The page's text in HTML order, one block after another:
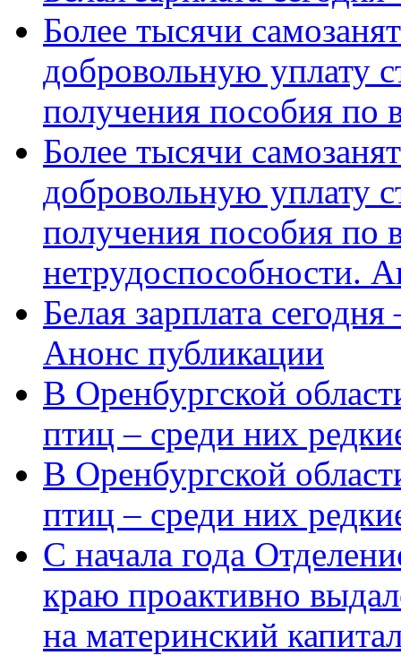
Более тысячи
добровольную уплату
получения пособия по
Более тысячи
добровольную уплату
получения пособия по
нетрудоспособности.
Белая зарплата
Анонс публикации
В Оренбургской
птиц – среди них
В Оренбургской
птиц – среди них
С начала года
краю проактивно
на материнский